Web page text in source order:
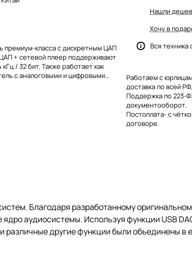
премиум-класса с дискретным ЦАП
+ сетевой плеер поддерживают
/ 32 бит. Также работает как
с аналоговыми и цифровыми
аналоговые аудиовходы
Балансный выход на наушники с
Нашли
Хочу в
Вся техника
Работаем с
доставка по всей
Поддержка по 223-
документооборот.
Постоплата- с
договоре.
Благодаря разработанному
аудиосистемы. Используя функции USB
различные другие функции были объединены в